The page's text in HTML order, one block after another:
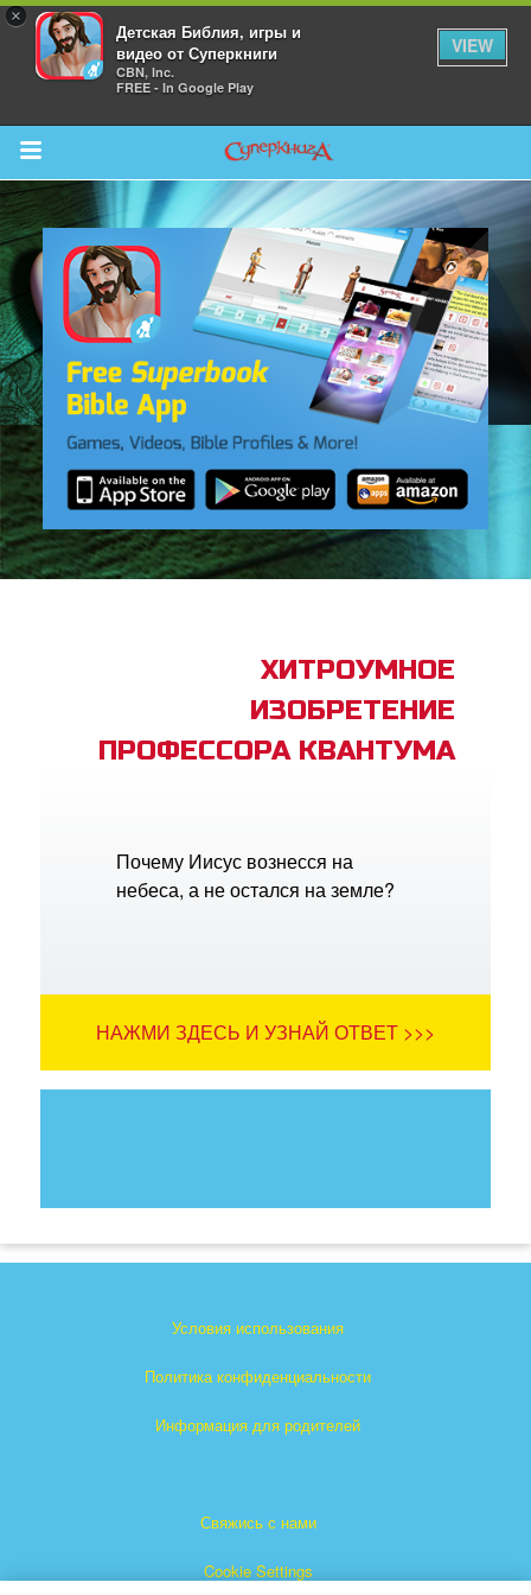
×
Детская Библия, игры и
видео от Суперкниги
CBN, Inc.
FREE - In Google Play
VIEW
Return to Content
Bible App
ХИТРОУМНОЕ
ИЗОБРЕТЕНИЕ
ПРОФЕССОРА КВАНТУМА
Почему Иисус вознесся на
небеса, а не остался на земле?
НАЖМИ ЗДЕСЬ И УЗНАЙ ОТВЕТ >>>
Условия использования
Политика конфиденциальности
Информация для родителей
Свяжись с нами
Cookie Settings